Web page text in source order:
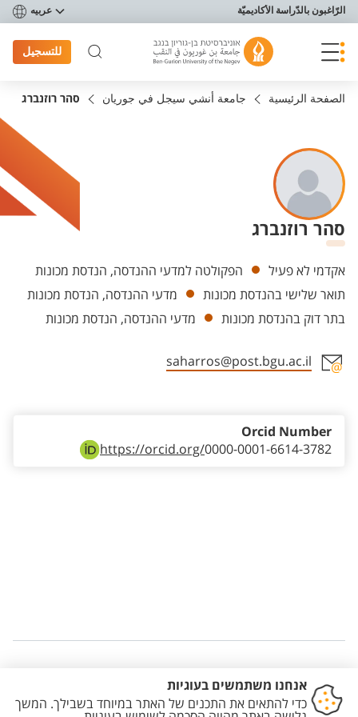
תפריט נגישות
الرّاغبون بالدّراسة الأكاديميّة عربيه
للتسجيل
الصفحة الرئيسية جامعة أنشي سيجل في جوريان סהר רוזנברג
סהר רוזנברג
Departments
אקדמי לא פעיל
הפקולטה למדעי ההנדסה, הנדסת מכונות
תואר שלישי בהנדסת מכונות
מדעי ההנדסה, הנדסת מכונות
בתר דוק בהנדסת מכונות
מדעי ההנדסה, הנדסת מכונות
saharros@post.bgu.ac.il
https://orcid.org/0000-0001-6614-3782
Orcid Number